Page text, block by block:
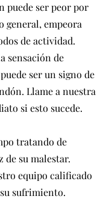
puede ser peor por
general, empeora
de actividad.
sensación de
ser un signo de
Llame a nuestra
si esto sucede.
tratando de
su malestar.
equipo calificado
sufrimiento.